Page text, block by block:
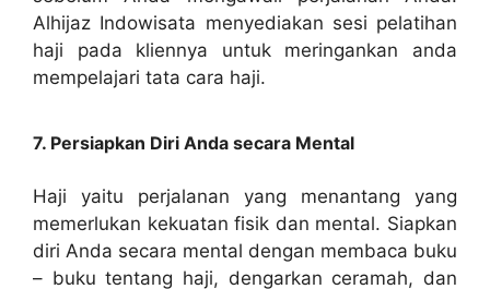
Alhijaz Indowisata menyediakan sesi pelatihan
haji pada kliennya untuk meringankan anda
mempelajari tata cara haji.
7. Persiapkan Diri Anda secara Mental
Haji yaitu perjalanan yang menantang yang
memerlukan kekuatan fisik dan mental. Siapkan
diri Anda secara mental dengan membaca buku
– buku tentang haji, dengarkan ceramah, dan